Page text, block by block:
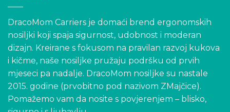
DracoMom Carriers je domaći brend ergonomskih
nosiljki koji spaja sigurnost, udobnost i moderan
dizajn. Kreirane s fokusom na pravilan razvoj kukova
i kičme, naše nosiljke pružaju podršku od prvih
mjeseci pa nadalje. DracoMom nosiljke su nastale
2015. godine (prvobitno pod nazivom ZMajčice).
Pomažemo vam da nosite s povjerenjem – blisko,